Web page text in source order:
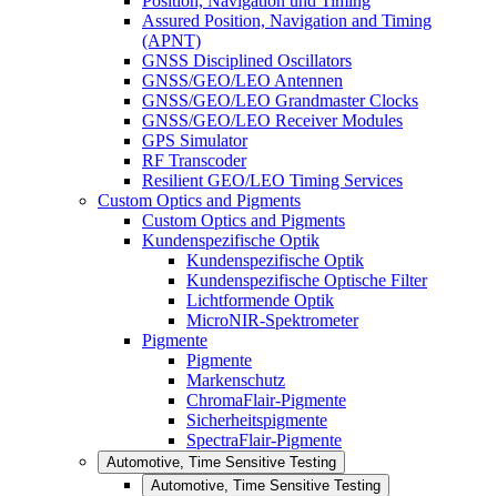
Assured Position, Navigation and Timing
(APNT)
GNSS Disciplined Oscillators
GNSS/GEO/LEO Antennen
GNSS/GEO/LEO Grandmaster Clocks
GNSS/GEO/LEO Receiver Modules
GPS Simulator
RF Transcoder
Resilient GEO/LEO Timing Services
Custom Optics and Pigments
Custom Optics and Pigments
Kundenspezifische Optik
Kundenspezifische Optik
Kundenspezifische Optische Filter
Lichtformende Optik
MicroNIR-Spektrometer
Pigmente
Pigmente
Markenschutz
ChromaFlair-Pigmente
Sicherheitspigmente
SpectraFlair-Pigmente
Automotive, Time Sensitive Testing
Automotive, Time Sensitive Testing